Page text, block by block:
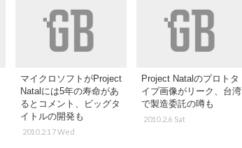
マイクロソフトがProject
Natalには5年の寿命があ
るとコメント、ビッグタ
イトルの開発も
2010.2.17 Wed
Project Natalのプロトタ
イプ画像がリーク、台湾
で製造委託の噂も
2010.2.6 Sat